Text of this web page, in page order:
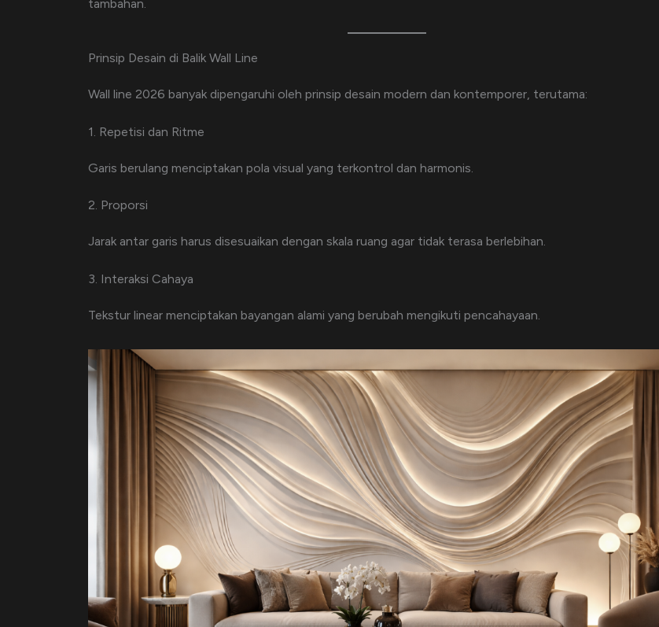
tambahan.
Prinsip Desain di Balik Wall Line
Wall line 2026 banyak dipengaruhi oleh prinsip desain modern dan kontemporer, terutama:
1. Repetisi dan Ritme
Garis berulang menciptakan pola visual yang terkontrol dan harmonis.
2. Proporsi
Jarak antar garis harus disesuaikan dengan skala ruang agar tidak terasa berlebihan.
3. Interaksi Cahaya
Tekstur linear menciptakan bayangan alami yang berubah mengikuti pencahayaan.